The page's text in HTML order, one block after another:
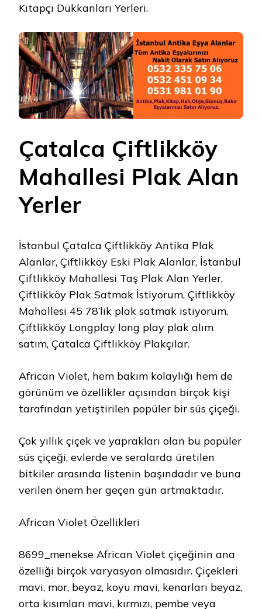
Kitapçı Dükkanları Yerleri.
Çatalca Çiftlikköy
Mahallesi Plak Alan
Yerler
İstanbul Çatalca Çiftlikköy Antika Plak
Alanlar, Çiftlikköy Eski Plak Alanlar, İstanbul
Çiftlikköy Mahallesi Taş Plak Alan Yerler,
Çiftlikköy Plak Satmak İstiyorum, Çiftlikköy
Mahallesi 45 78’lik plak satmak istiyorum,
Çiftlikköy Longplay long play plak alım
satım, Çatalca Çiftlikköy Plakçılar.
African Violet, hem bakım kolaylığı hem de
görünüm ve özellikler açısından birçok kişi
tarafından yetiştirilen popüler bir süs çiçeği.
Çok yıllık çiçek ve yaprakları olan bu popüler
süs çiçeği, evlerde ve seralarda üretilen
bitkiler arasında listenin başındadır ve buna
verilen önem her geçen gün artmaktadır.
African Violet Özellikleri
8699_menekse African Violet çiçeğinin ana
özelliği birçok varyasyon olmasıdır. Çiçekleri
mavi, mor, beyaz, koyu mavi, kenarları beyaz,
orta kısımları mavi, kırmızı, pembe veya